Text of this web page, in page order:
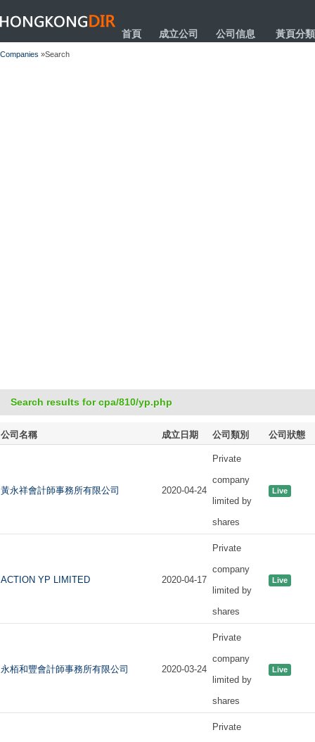
HONGKONGDIR
首頁 成立公司 公司信息 黃頁分類
Companies »Search
Search results for cpa/810/yp.php
公司名稱 成立日期 公司類別 公司狀態
黃永祥會計師事務所有限公司 2020-04-24
Private
company
limited by
shares
Live
ACTION YP LIMITED 2020-04-17
Private
company
limited by
shares
Live
永栢和豐會計師事務所有限公司 2020-03-24
Private
company
limited by
shares
Live
Private